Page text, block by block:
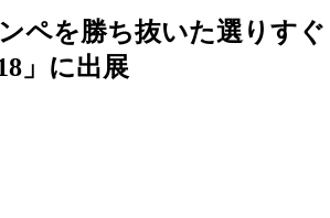
ペを勝ち抜いた選りす
」に出展